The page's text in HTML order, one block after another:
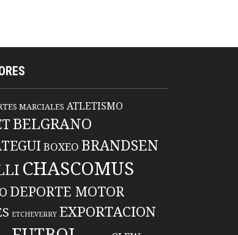
MARCIALES ATLETISMO
BELGRANO
BOXEO BRANDSEN
CHASCOMUS
DEPORTE MOTOR
ETCHEVERRY EXPORTACION